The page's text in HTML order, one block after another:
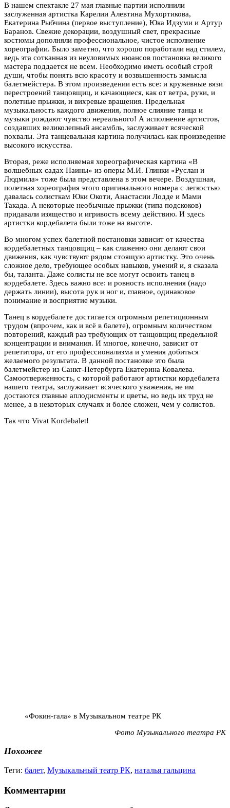
В нашем спектакле 27 мая главные партии исполнили
заслуженная артистка Карелии Алевтина Мухортикова,
Екатерина Рыбчина (первое выступление), Юка Идзуми и Артур
Баранов. Свежие декорации, воздушный свет, прекрасные
костюмы дополняли профессиональное, чистое исполнение
хореографии. Было заметно, что хорошо поработали над стилем,
ведь эта сотканная из неуловимых нюансов постановка великого
мастера поддается не всем. Необходимо иметь особый строй
души, чтобы понять всю красоту и возвышенность замысла
балетмейстера. В этом произведении есть все: и кружевные вязи
перестроений танцовщиц, и качающиеся, как от ветра, руки, и
полетные прыжки, и вихревые вращения. Предельная
музыкальность каждого движения, полное слияние танца и
музыки рождают чувство нереального! А исполнение артистов,
создавших великолепный ансамбль, заслуживает всяческой
похвалы. Эта танцевальная картина получилась как произведение
высокого искусства.
Вторая, реже исполняемая хореографическая картина «В
волшебных садах Наины» из оперы М.И. Глинки «Руслан и
Людмила» тоже была представлена в этом вечере. Воздушная,
полетная хореография этого оригинального номера с легкостью
давалась солисткам Юки Окоти, Анастасии Лодде и Мами
Такада. А некоторые необычные прыжки (типа подскоков)
придавали изящество и игривость всему действию. И здесь
артистки кордебалета были тоже на высоте.
Во многом успех балетной постановки зависит от качества
кордебалетных танцовщиц – как слаженно они делают свои
движения, как чувствуют рядом стоящую артистку. Это очень
сложное дело, требующее особых навыков, умений и, я сказала
бы, таланта. Даже солисты не все могут освоить танец в
кордебалете. Здесь важно все: и ровность исполнения (надо
держать линии), высота рук и ног и, главное, одинаковое
понимание и восприятие музыки.
Танец в кордебалете достигается огромным репетиционным
трудом (впрочем, как и всё в балете), огромным количеством
повторений, каждый раз требующих от танцовщиц предельной
концентрации и внимания. И многое, конечно, зависит от
репетитора, от его профессионализма и умения добиться
желаемого результата. В данной постановке это была
балетмейстер из Санкт-Петербурга Екатерина Ковалева.
Самоотверженность, с которой работают артистки кордебалета
нашего театра, заслуживает всяческого уважения, не им
достаются главные аплодисменты и цветы, но ведь их труд не
менее, а в некоторых случаях и более сложен, чем у солистов.
Так что Vivat Kordebalet!
«Фокин-гала» в Музыкальном театре РК
Фото Музыкального театра РК
Похожее
Теги: балет, Музыкальный театр РК, наталья гальцина
Комментарии